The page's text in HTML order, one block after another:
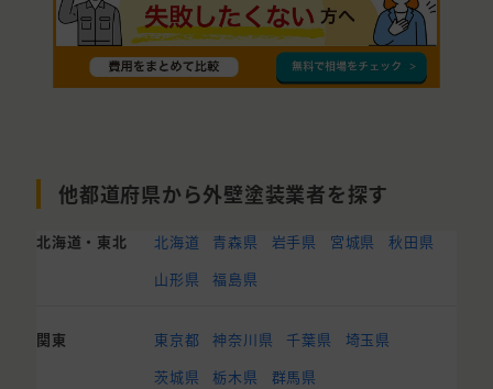
他都道府県から外壁塗装業者を探す
北海道・東北 北海道 青森県 岩手県 宮城県
秋田県
山形県
福島県
関東 東京都 神奈川県 千葉県
埼玉県
茨城県
栃木県 群馬県